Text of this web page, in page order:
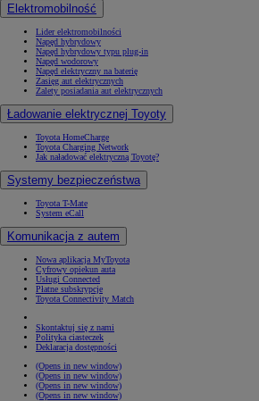
Elektromobilność
Lider elektromobilności
Napęd hybrydowy
Napęd hybrydowy typu plug-in
Napęd wodorowy
Napęd elektryczny na baterię
Zasięg aut elektrycznych
Zalety posiadania aut elektrycznych
Ładowanie elektrycznej Toyoty
Toyota HomeCharge
Toyota Charging Network
Jak naładować elektryczną Toyotę?
Systemy bezpieczeństwa
Toyota T-Mate
System eCall
Komunikacja z autem
Nowa aplikacja MyToyota
Cyfrowy opiekun auta
Usługi Connected
Płatne subskrypcje
Toyota Connectivity Match
Skontaktuj się z nami
Polityka ciasteczek
Deklaracja dostępności
(Opens in new window)
(Opens in new window)
(Opens in new window)
(Opens in new window)